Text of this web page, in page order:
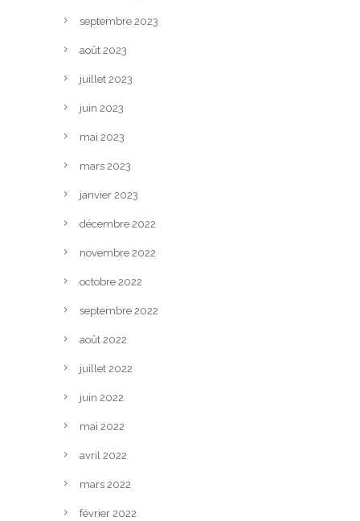
septembre 2023
août 2023
juillet 2023
juin 2023
mai 2023
mars 2023
janvier 2023
décembre 2022
novembre 2022
octobre 2022
septembre 2022
août 2022
juillet 2022
juin 2022
mai 2022
avril 2022
mars 2022
février 2022